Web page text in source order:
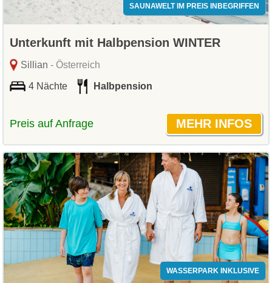
SAUNAWELT IM PREIS INBEGRIFFEN
Unterkunft mit Halbpension WINTER
Sillian - Österreich
4 Nächte Halbpension
Preis auf Anfrage
WASSERPARK INKLUSIVE